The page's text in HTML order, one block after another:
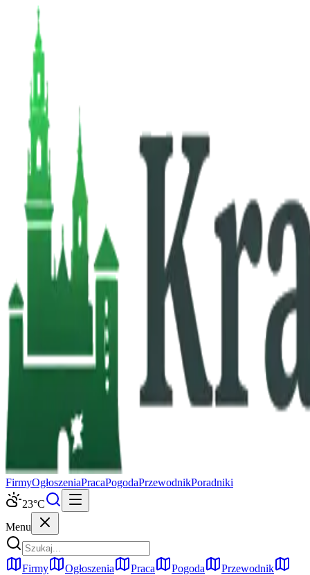
FirmyOgłoszeniaPracaPogodaPrzewodnikPoradniki
23°C
Menu
Firmy Ogłoszenia Praca Pogoda
Przewodnik